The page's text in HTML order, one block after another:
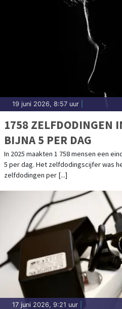
19 juni 2026, 8:57 uur
1758 ZELFDODINGEN
BIJNA 5 PER DAG
In 2025 maakten 1 758 mensen een
5 per dag. Het zelfdodingscijfer was
zelfdodingen per [...]
17 juni 2026, 9:21 uur